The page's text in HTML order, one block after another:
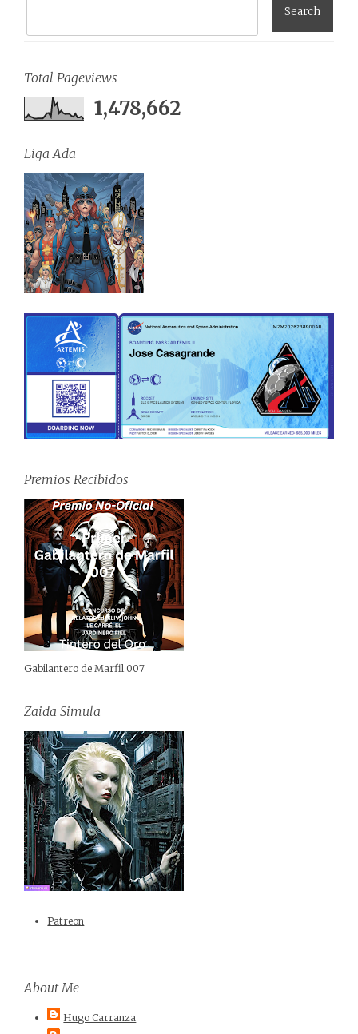
Total Pageviews
1,478,662
Liga Ada
Premios Recibidos
Gabilantero de Marfil 007
Zaida Simula
Patreon
About Me
Hugo Carranza